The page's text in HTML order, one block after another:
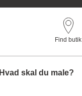
Find butik
Hvad skal du male?